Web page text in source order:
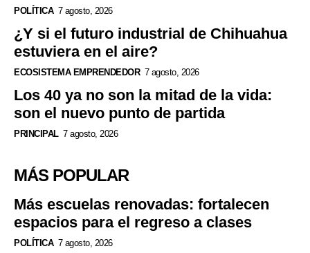
POLÍTICA 7 agosto, 2026
¿Y si el futuro industrial de Chihuahua
estuviera en el aire?
ECOSISTEMA EMPRENDEDOR 7 agosto, 2026
Los 40 ya no son la mitad de la vida:
son el nuevo punto de partida
PRINCIPAL 7 agosto, 2026
MÁS POPULAR
Más escuelas renovadas: fortalecen
espacios para el regreso a clases
POLÍTICA 7 agosto, 2026